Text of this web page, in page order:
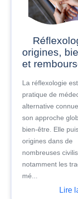
Réflexologie :
origines,
et
La réflexologie
pratique de
alternative
son approche
bien-être. Elle
origines dans de
nombreuses
notamment les
mé...
Lire